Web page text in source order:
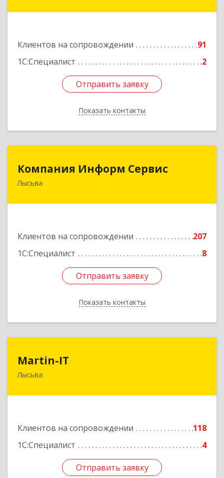
Клиентов на сопровождении
91
1С:Специалист
2
Отправить заявку
Показать контакты
Отправить заявку
Назад
Компания Информ Сервис
Лысьва
Клиентов на сопровождении
207
1С:Специалист
8
Отправить заявку
Показать контакты
Компания Информ Сервис
618909, Пермский край, Лысьва г, Металлистов
Отправить заявку
Назад
Martin-IT
Лысьва
Клиентов на сопровождении
118
1С:Специалист
4
Отправить заявку
618900, Пермский край, Лысьва г, Смышляева
Отправить заявку